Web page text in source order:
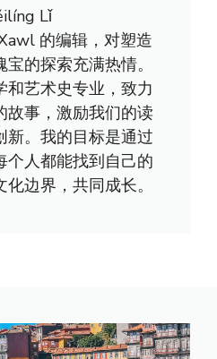
Lǐ
的编辑，对塑造
的探索充满热情。
和艺术史专业，致力
故事，激励我们的读
新。我的目标是通过
个人都能找到自己的
边界，共同成长。